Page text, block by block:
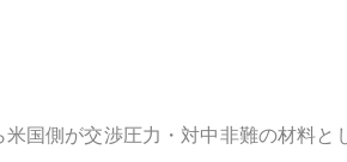
国側が交渉圧力・対中非難の材料と